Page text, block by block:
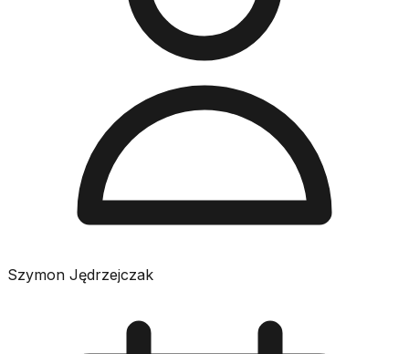
Szymon Jędrzejczak